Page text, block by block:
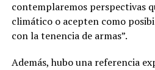
contemplaremos perspectivas
climático o acepten como
con la tenencia de armas”.
Además, hubo una referencia